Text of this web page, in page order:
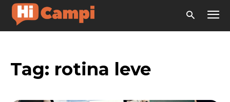
Tag: rotina leve